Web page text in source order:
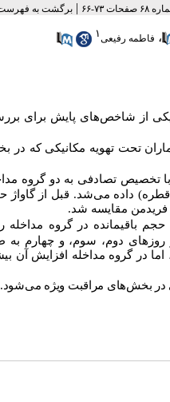
|برگشت به
، فاطمه رفیعی۱
از شاخص‌های پایش برای
تحت تهویه مکانیکی که در
تخصیص تصادفی به دو گروه
(گاسترولیت)، و کنترل (پلاسبو یا آب) تقسیم شدند. به بیماران گروه مداخله روزانه سه نوبت قطره گاسترولیت (20 قطره) داده می‌شد. قبل
فریدمن مقایسه شد.
حجم باقیمانده در گروه مداخله
روزهای دوم، سوم، و چهارم به
در گروه مداخله افزایش آن
در بخش‌های مراقبت ویژه می‌شود.